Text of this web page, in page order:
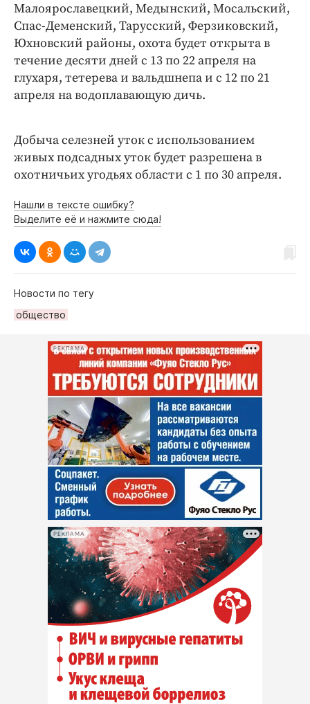
Малоярославецкий, Медынский, Мосальский,
Спас-Деменский, Тарусский, Ферзиковский,
Юхновский районы, охота будет открыта в
течение десяти дней с 13 по 22 апреля на
глухаря, тетерева и вальдшнепа и с 12 по 21
апреля на водоплавающую дичь.
Добыча селезней уток с использованием
живых подсадных уток будет разрешена в
охотничьих угодьях области с 1 по 30 апреля.
Нашли в тексте ошибку?
Выделите её и нажмите сюда!
Новости по тегу
общество
РЕКЛАМА
РЕКЛАМА